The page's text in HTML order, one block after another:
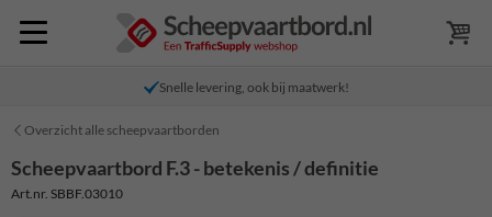
Snelle levering, ook bij maatwerk!
Overzicht alle scheepvaartborden
Scheepvaartbord F.3 - betekenis / definitie
Art.nr. SBBF.03010